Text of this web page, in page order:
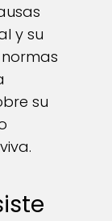
y su
su